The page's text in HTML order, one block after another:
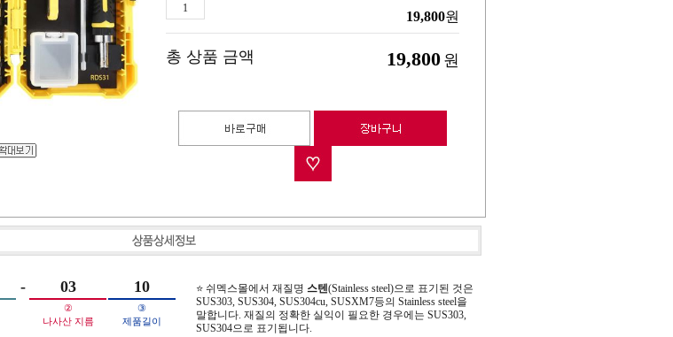
19,800원
총 상품 금액 19,800 원
- 03 10
②
나사산 지름
③
제품길이
⭐ 쉬멕스몰에서 재질명 스텐(Stainless steel)으로 표기된 것은
SUS303, SUS304, SUS304cu, SUSXM7등의 Stainless steel을
말합니다. 재질의 정확한 실익이 필요한 경우에는 SUS303,
SUS304으로 표기됩니다.